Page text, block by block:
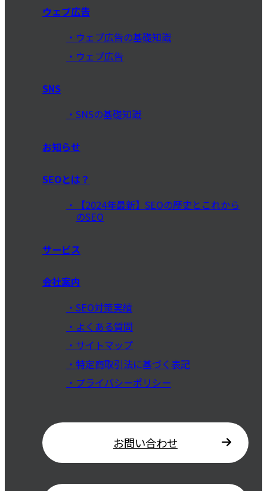
ウェブ広告
ウェブ広告の基礎知識
ウェブ広告
SNS
SNSの基礎知識
お知らせ
SEOとは？
【2024年最新】SEOの歴史とこれから
のSEO
サービス
会社案内
SEO対策実績
よくある質問
サイトマップ
特定商取引法に基づく表記
プライバシーポリシー
お問い合わせ